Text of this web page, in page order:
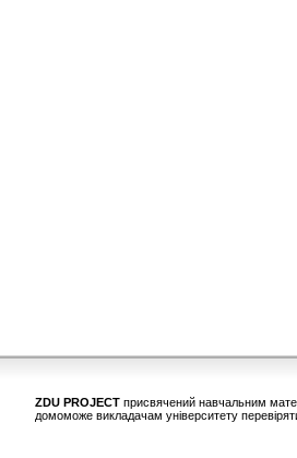
ZDU PROJECT присвячений навчальним
домоможе викладачам університету